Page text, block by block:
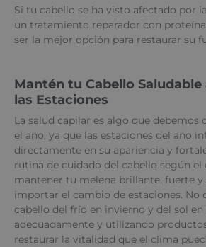
Si tu cabello se ha visto afectado por
un tratamiento reparador con
ser la mejor opción para restaurar su
Mantén tu Cabello
las Estaciones
La salud capilar es algo que debemos
el año, ya que las estaciones del año
directamente en su apariencia y
rutina de cuidado del cabello según el
mantener tu melena brillante, fuerte y
importar el cambio de estaciones. No
cabello del frío en invierno y del sol
adecuadamente y utilizando
restaurar la vitalidad que el clima